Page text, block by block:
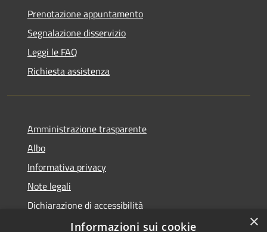
Prenotazione appuntamento
Segnalazione disservizio
Leggi le FAQ
Richiesta assistenza
Amministrazione trasparente
Albo
Informativa privacy
Note legali
Dichiarazione di accessibilità
Piano di miglioramento
×
Informazioni sui cookie